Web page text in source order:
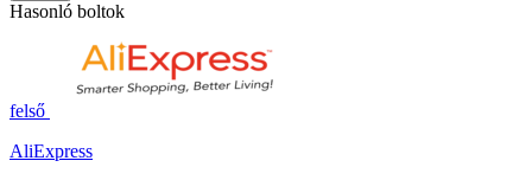
Hasonló boltok
felső
AliExpress